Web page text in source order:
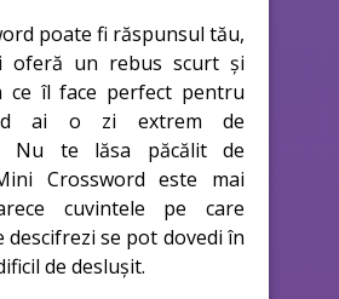
poate fi răspunsul tău,
oferă un rebus scurt și
ce îl face perfect pentru
ai o zi extrem de
Nu te lăsa păcălit de
Crossword este mai
cuvintele pe care
descifrezi se pot dovedi în
de deslușit.